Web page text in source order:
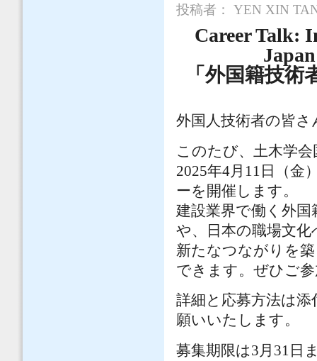
投稿者： YEN XIN
Career Talk:
「外国籍技
外国人技術者の皆さ
このたび、土木学
2025年4月11日（金
ーを開催します。
建設業界で働く外
や、日本の職場文
新たなつながりを
できます。ぜひご
詳細と応募方法は添
願いいたします。
募集期限は3月31日